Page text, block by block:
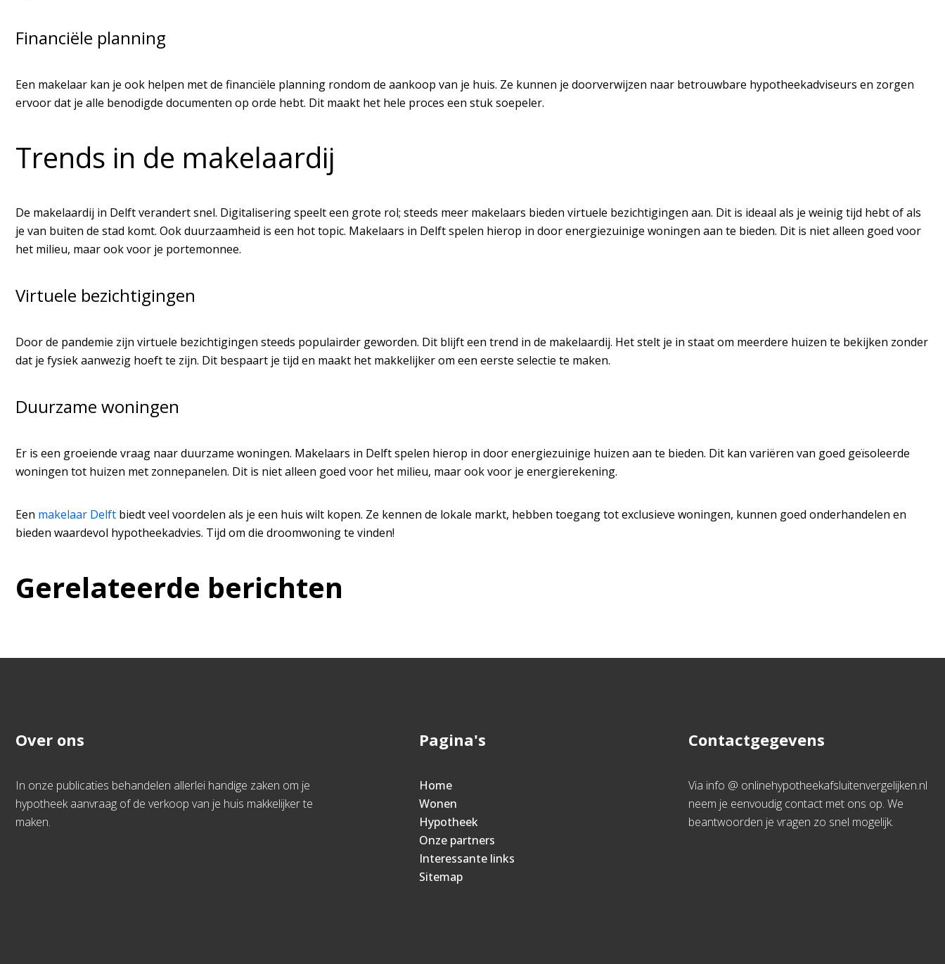
Financiële planning
Een makelaar kan je ook helpen met de financiële planning rondom de aankoop van je huis. Ze kunnen je doorverwijzen naar betrouwbare hypotheekadviseurs en zorgen
ervoor dat je alle benodigde documenten op orde hebt. Dit maakt het hele proces een stuk soepeler.
Trends in de makelaardij
De makelaardij in Delft verandert snel. Digitalisering speelt een grote rol; steeds meer makelaars bieden virtuele bezichtigingen aan. Dit is ideaal als je weinig tijd hebt of als
je van buiten de stad komt. Ook duurzaamheid is een hot topic. Makelaars in Delft spelen hierop in door energiezuinige woningen aan te bieden. Dit is niet alleen goed voor
het milieu, maar ook voor je portemonnee.
Virtuele bezichtigingen
Door de pandemie zijn virtuele bezichtigingen steeds populairder geworden. Dit blijft een trend in de makelaardij. Het stelt je in staat om meerdere huizen te bekijken zonder
dat je fysiek aanwezig hoeft te zijn. Dit bespaart je tijd en maakt het makkelijker om een eerste selectie te maken.
Duurzame woningen
Er is een groeiende vraag naar duurzame woningen. Makelaars in Delft spelen hierop in door energiezuinige huizen aan te bieden. Dit kan variëren van goed geïsoleerde
woningen tot huizen met zonnepanelen. Dit is niet alleen goed voor het milieu, maar ook voor je energierekening.
Een makelaar Delft biedt veel voordelen als je een huis wilt kopen. Ze kennen de lokale markt, hebben toegang tot exclusieve woningen, kunnen goed onderhandelen en
bieden waardevol hypotheekadvies. Tijd om die droomwoning te vinden!
Gerelateerde berichten
Over ons
In onze publicaties behandelen allerlei handige zaken om je
hypotheek aanvraag of de verkoop van je huis makkelijker te
maken.
Pagina's
Home
Wonen
Hypotheek
Onze partners
Interessante links
Sitemap
Contactgegevens
Via info @ onlinehypotheekafsluitenvergelijken.nl
neem je eenvoudig contact met ons op. We
beantwoorden je vragen zo snel mogelijk.